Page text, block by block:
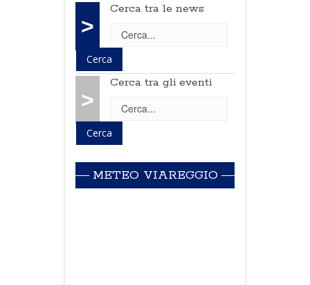
>
Cerca tra le news
>
Cerca tra gli eventi
METEO VIAREGGIO